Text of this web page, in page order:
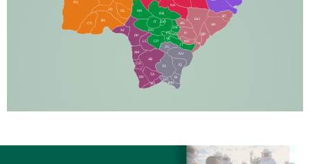
BT
AR
NA
TA
NH
JT
RB
MA
IT
DR
DO
CP
JU
NV
IQ
EL
JD
PO
BV
CC
PP
AJ
LC
AM
AB
JP
CS
PR
TA
SQ
IG
MN
NO
BP
GL
AN
IV
FS
VC
GD
DE